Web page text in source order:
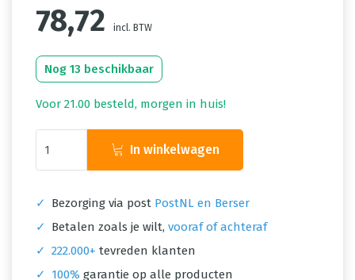
78,72 incl. BTW
Nog 13 beschikbaar
Voor 21.00 besteld, morgen in huis!
In winkelwagen
✓ Bezorging via post PostNL en Berser
✓
Betalen zoals je wilt, vooraf of achteraf
✓ 222.000+ tevreden klanten
✓
100% garantie op alle producten